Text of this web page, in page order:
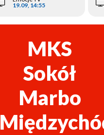
19.09, 14:55
MKS
Sokół
Marbo